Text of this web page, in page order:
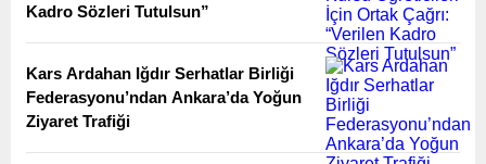
Kadro Sözleri Tutulsun”
Kars Ardahan Iğdır Serhatlar Birliği
Federasyonu’ndan Ankara’da Yoğun
Ziyaret Trafiği